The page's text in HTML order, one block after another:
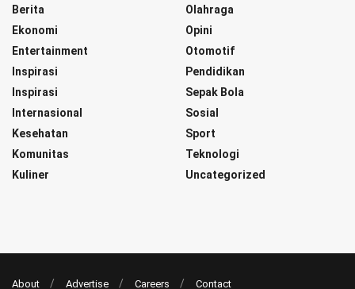
Berita
Ekonomi
Entertainment
Inspirasi
Inspirasi
Internasional
Kesehatan
Komunitas
Kuliner
Olahraga
Opini
Otomotif
Pendidikan
Sepak Bola
Sosial
Sport
Teknologi
Uncategorized
About Advertise Careers Contact